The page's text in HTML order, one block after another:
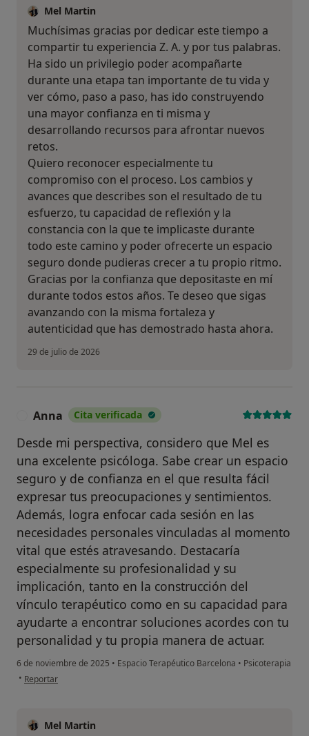
Mel Martin
Muchísimas gracias por dedicar este tiempo a
compartir tu experiencia Z. A. y por tus palabras.
Ha sido un privilegio poder acompañarte
durante una etapa tan importante de tu vida y
ver cómo, paso a paso, has ido construyendo
una mayor confianza en ti misma y
desarrollando recursos para afrontar nuevos
retos.
Quiero reconocer especialmente tu
compromiso con el proceso. Los cambios y
avances que describes son el resultado de tu
esfuerzo, tu capacidad de reflexión y la
constancia con la que te implicaste durante
todo este camino y poder ofrecerte un espacio
seguro donde pudieras crecer a tu propio ritmo.
Gracias por la confianza que depositaste en mí
durante todos estos años. Te deseo que sigas
avanzando con la misma fortaleza y
autenticidad que has demostrado hasta ahora.
29 de julio de 2026
Anna Cita verificada
Desde mi perspectiva, considero que Mel es
una excelente psicóloga. Sabe crear un espacio
seguro y de confianza en el que resulta fácil
expresar tus preocupaciones y sentimientos.
Además, logra enfocar cada sesión en las
necesidades personales vinculadas al momento
vital que estés atravesando. Destacaría
especialmente su profesionalidad y su
implicación, tanto en la construcción del
vínculo terapéutico como en su capacidad para
ayudarte a encontrar soluciones acordes con tu
personalidad y tu propia manera de actuar.
6 de noviembre de 2025 • Espacio Terapéutico Barcelona • Psicoterapia
• en opinión del usuario Anna
Reportar
Mel Martin